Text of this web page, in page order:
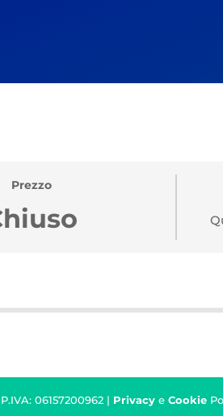
Prezzo
06157200962 | Privacy eCookie